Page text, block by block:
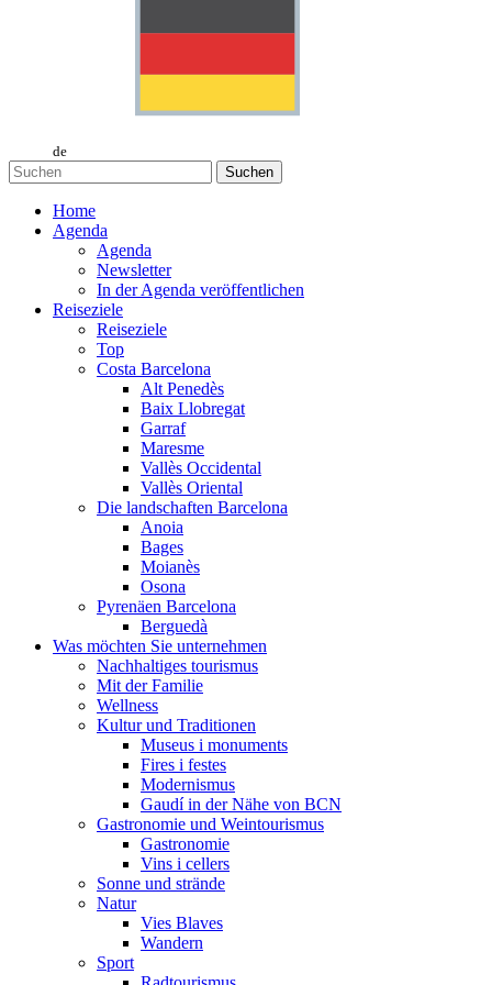
de
Suchen
Home
Agenda
Agenda
Newsletter
In der Agenda veröffentlichen
Reiseziele
Reiseziele
Top
Costa Barcelona
Alt Penedès
Baix Llobregat
Garraf
Maresme
Vallès Occidental
Vallès Oriental
Die landschaften Barcelona
Anoia
Bages
Moianès
Osona
Pyrenäen Barcelona
Berguedà
Was möchten Sie unternehmen
Nachhaltiges tourismus
Mit der Familie
Wellness
Kultur und Traditionen
Museus i monuments
Fires i festes
Modernismus
Gaudí in der Nähe von BCN
Gastronomie und Weintourismus
Gastronomie
Vins i cellers
Sonne und strände
Natur
Vies Blaves
Wandern
Sport